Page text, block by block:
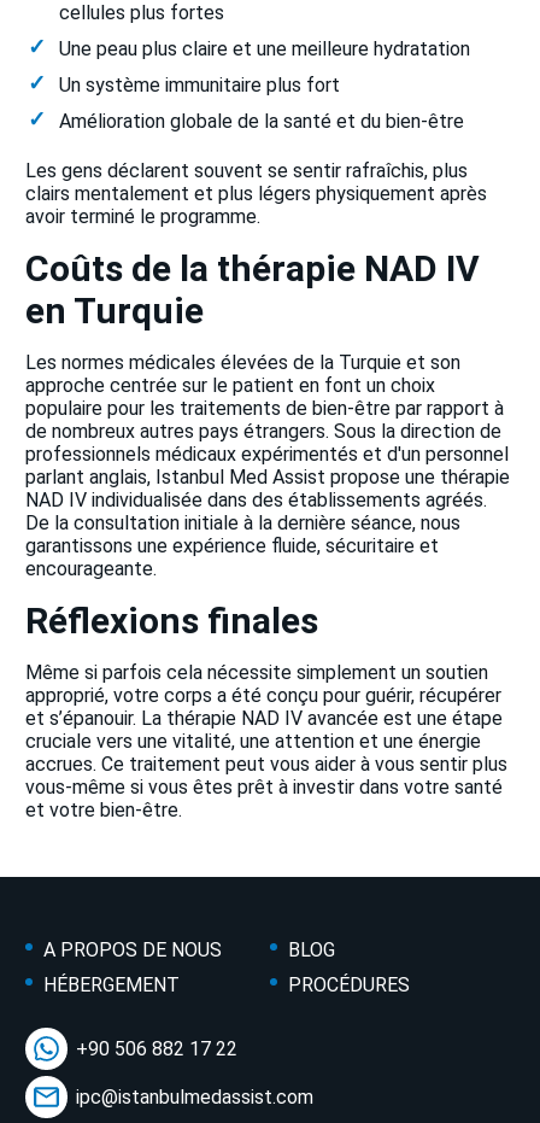
cellules plus fortes
Une peau plus claire et une meilleure hydratation
Un système immunitaire plus fort
Amélioration globale de la santé et du bien-être
Les gens déclarent souvent se sentir rafraîchis, plus
clairs mentalement et plus légers physiquement après
avoir terminé le programme.
Coûts de la thérapie NAD IV
en Turquie
Les normes médicales élevées de la Turquie et son
approche centrée sur le patient en font un choix
populaire pour les traitements de bien-être par rapport à
de nombreux autres pays étrangers. Sous la direction de
professionnels médicaux expérimentés et d'un personnel
parlant anglais, Istanbul Med Assist propose une thérapie
NAD IV individualisée dans des établissements agréés.
De la consultation initiale à la dernière séance, nous
garantissons une expérience fluide, sécuritaire et
encourageante.
Réflexions finales
Même si parfois cela nécessite simplement un soutien
approprié, votre corps a été conçu pour guérir, récupérer
et s’épanouir. La thérapie NAD IV avancée est une étape
cruciale vers une vitalité, une attention et une énergie
accrues. Ce traitement peut vous aider à vous sentir plus
vous-même si vous êtes prêt à investir dans votre santé
et votre bien-être.
A PROPOS DE NOUS
BLOG
HÉBERGEMENT
PROCÉDURES
+90 506 882 17 22
ipc@istanbulmedassist.com